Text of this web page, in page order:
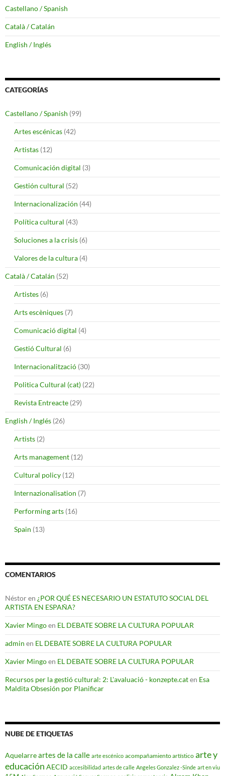
Castellano / Spanish
Català / Catalán
English / Inglés
CATEGORÍAS
Castellano / Spanish (99)
Artes escénicas (42)
Artistas (12)
Comunicación digital (3)
Gestión cultural (52)
Internacionalización (44)
Política cultural (43)
Soluciones a la crisis (6)
Valores de la cultura (4)
Català / Catalán (52)
Artistes (6)
Arts escèniques (7)
Comunicació digital (4)
Gestió Cultural (6)
Internacionalització (30)
Politica Cultural (cat) (22)
Revista Entreacte (29)
English / Inglés (26)
Artists (2)
Arts management (12)
Cultural policy (12)
Internazionalisation (7)
Performing arts (16)
Spain (13)
COMENTARIOS
Néstoren ¿POR QUÉ ES NECESARIO UN ESTATUTO SOCIAL DEL
ARTISTA EN ESPAÑA?
Xavier Mingoen EL DEBATE SOBRE LA CULTURA POPULAR
admin en EL DEBATE SOBRE LA CULTURA POPULAR
Xavier Mingoen EL DEBATE SOBRE LA CULTURA POPULAR
Recursos per la gestió cultural: 2: L'avaluació - konzepte.caten Esa
Maldita Obsesión por Planificar
NUBE DE ETIQUETAS
Aquelarreartes de la calle arte escénico acompañamiento artístico arte y
educación AECID accesibilidad artes de calle Angeles Gonzalez -Sinde art en viu